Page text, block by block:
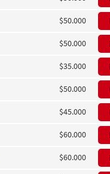
$50.000
$50.000
$35.000
$50.000
$45.000
$60.000
$60.000